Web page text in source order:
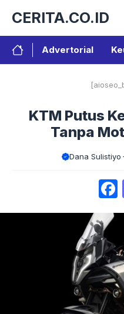
isi
CERITA.CO.ID
Advertorial
KTM Putus
Tanpa
Dana Sulistiyo